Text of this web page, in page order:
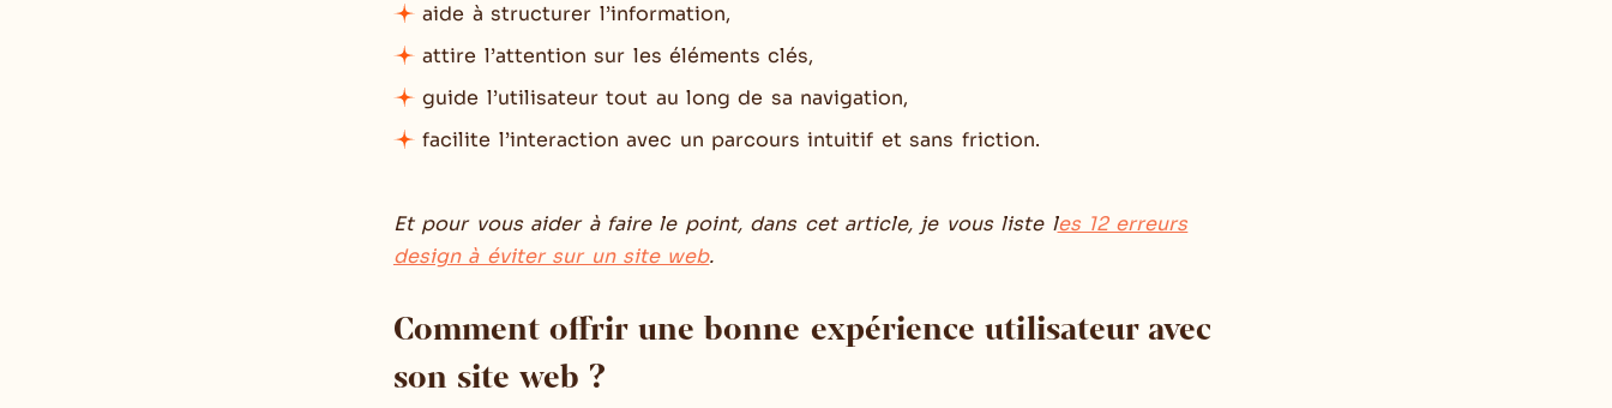
aide à structurer l’information,
attire l’attention sur les éléments clés,
guide l’utilisateur tout au long de sa navigation,
facilite l’interaction avec un parcours intuitif et sans friction.
Et pour vous aider à faire le point, dans cet article, je vous liste les 12 erreurs
design à éviter sur un site web.
Comment offrir une bonne expérience utilisateur avec
son site web ?